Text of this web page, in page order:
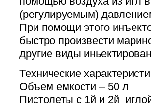
(регулируемым)
При помощи этого
быстро произвести
другие виды
Технические
Объем емкости – 50 л
Пистолеты с 1й и 2й